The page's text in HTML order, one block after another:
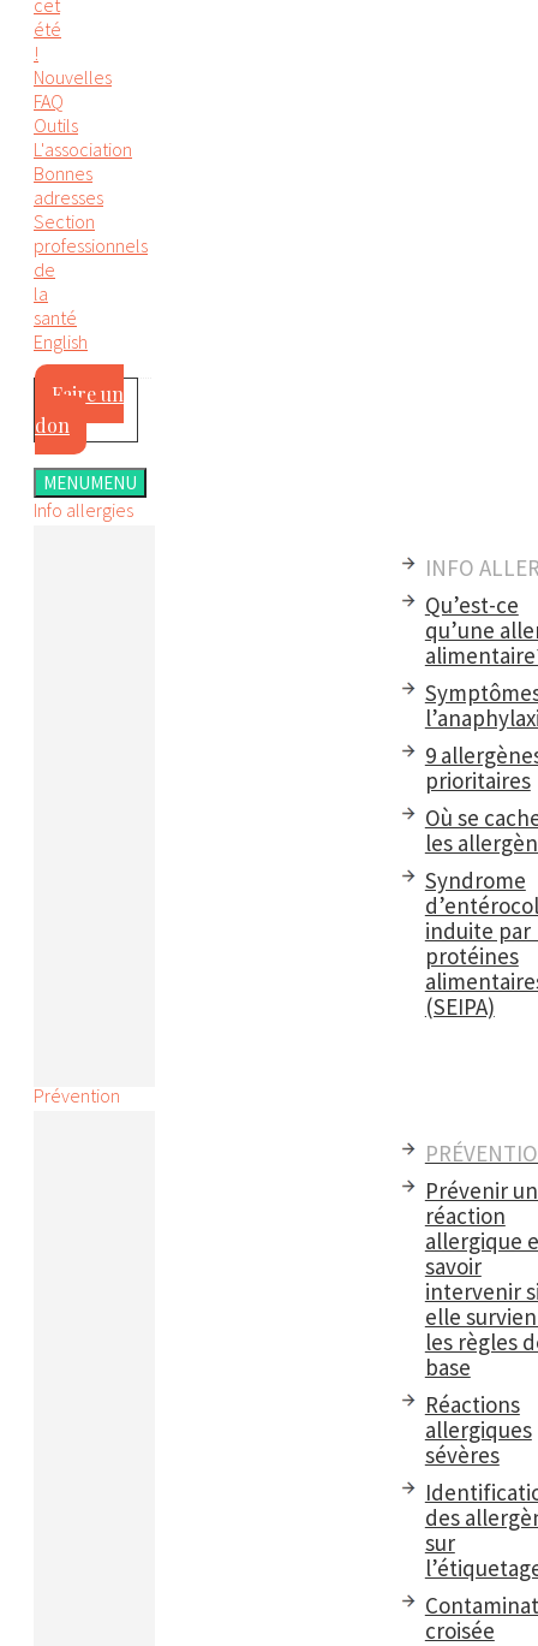
cet
été
!
Nouvelles
FAQ
Outils
L'association
Bonnes
adresses
Section
professionnels
de
la
santé
English
Faire un
don
MENUMENU
Info allergies
INFO
Qu’est-ce
qu’une
9
prioritaires
Où se
les
Syndrome
induite par
protéines
(SEIPA)
Prévention
Prévenir
réaction
allergique
savoir
intervenir
elle
les règles
base
Réactions
allergiques
sévères
des
sur
croisée